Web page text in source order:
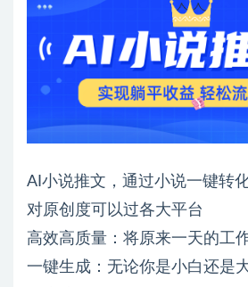
AI小说推文，通过小说一键转
对原创度可以过各大平台
高效高质量：将原来一天的工
一键生成：无论你是小白还是